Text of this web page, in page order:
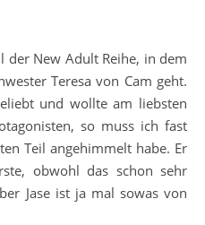
der New Adult Reihe, in dem
Teresa von Cam geht.
und wollte am liebsten
so muss ich fast
Teil angehimmelt habe. Er
obwohl das schon sehr
Jase ist ja mal sowas von